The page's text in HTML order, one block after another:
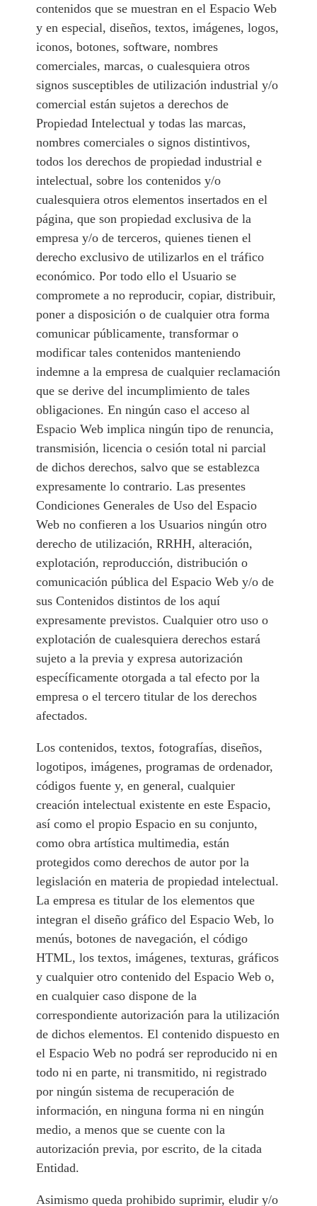
contenidos que se muestran en el Espacio Web
y en especial, diseños, textos, imágenes, logos,
iconos, botones, software, nombres
comerciales, marcas, o cualesquiera otros
signos susceptibles de utilización industrial y/o
comercial están sujetos a derechos de
Propiedad Intelectual y todas las marcas,
nombres comerciales o signos distintivos,
todos los derechos de propiedad industrial e
intelectual, sobre los contenidos y/o
cualesquiera otros elementos insertados en el
página, que son propiedad exclusiva de la
empresa y/o de terceros, quienes tienen el
derecho exclusivo de utilizarlos en el tráfico
económico. Por todo ello el Usuario se
compromete a no reproducir, copiar, distribuir,
poner a disposición o de cualquier otra forma
comunicar públicamente, transformar o
modificar tales contenidos manteniendo
indemne a la empresa de cualquier reclamación
que se derive del incumplimiento de tales
obligaciones. En ningún caso el acceso al
Espacio Web implica ningún tipo de renuncia,
transmisión, licencia o cesión total ni parcial
de dichos derechos, salvo que se establezca
expresamente lo contrario. Las presentes
Condiciones Generales de Uso del Espacio
Web no confieren a los Usuarios ningún otro
derecho de utilización, RRHH, alteración,
explotación, reproducción, distribución o
comunicación pública del Espacio Web y/o de
sus Contenidos distintos de los aquí
expresamente previstos. Cualquier otro uso o
explotación de cualesquiera derechos estará
sujeto a la previa y expresa autorización
específicamente otorgada a tal efecto por la
empresa o el tercero titular de los derechos
afectados.
Los contenidos, textos, fotografías, diseños,
logotipos, imágenes, programas de ordenador,
códigos fuente y, en general, cualquier
creación intelectual existente en este Espacio,
así como el propio Espacio en su conjunto,
como obra artística multimedia, están
protegidos como derechos de autor por la
legislación en materia de propiedad intelectual.
La empresa es titular de los elementos que
integran el diseño gráfico del Espacio Web, lo
menús, botones de navegación, el código
HTML, los textos, imágenes, texturas, gráficos
y cualquier otro contenido del Espacio Web o,
en cualquier caso dispone de la
correspondiente autorización para la utilización
de dichos elementos. El contenido dispuesto en
el Espacio Web no podrá ser reproducido ni en
todo ni en parte, ni transmitido, ni registrado
por ningún sistema de recuperación de
información, en ninguna forma ni en ningún
medio, a menos que se cuente con la
autorización previa, por escrito, de la citada
Entidad.
Asimismo queda prohibido suprimir, eludir y/o